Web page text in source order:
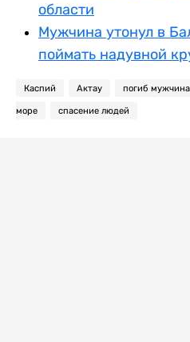
области
Мужчина утонул в
поймать надувной
Каспий Актау погиб мужчина
море спасение людей